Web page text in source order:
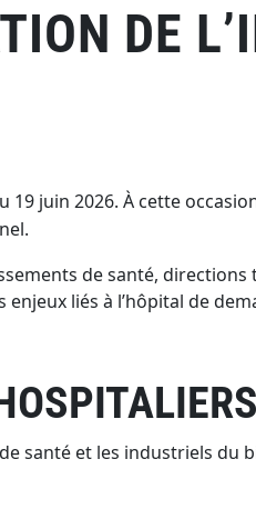
DE
19 juin 2026. À cette
de santé,
liés à l’hôpital de
santé et les industriels du